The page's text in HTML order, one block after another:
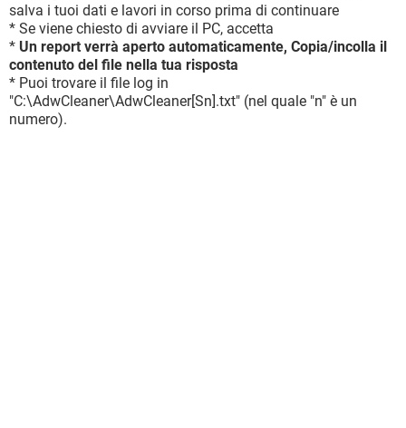
salva i tuoi dati e lavori in corso prima di continuare
* Se viene chiesto di avviare il PC, accetta
* Un report verrà aperto automaticamente, Copia/incolla il
contenuto del file nella tua risposta
* Puoi trovare il file log in
"C:\AdwCleaner\AdwCleaner[Sn].txt" (nel quale "n" è un
numero).